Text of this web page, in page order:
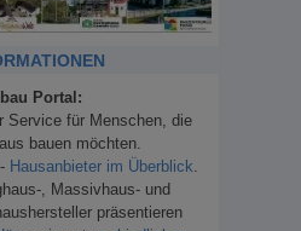
Portal:
Service für Menschen, die
bauen möchten.
- Hausanbieter im Überblick
, Massivhaus- und
präsentieren